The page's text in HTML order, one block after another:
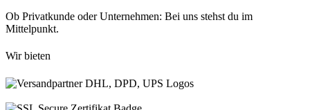
Ob Privatkunde oder Unternehmen: Bei uns stehst du im
Mittelpunkt.
Wir bieten